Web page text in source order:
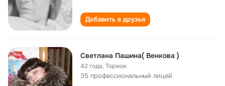
Добавить в друзья
Светлана Пашина( Венкова )
42 года,Торжок
35 профессиональный лицей